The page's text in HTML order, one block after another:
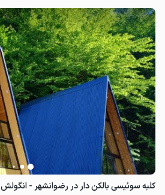
کلبه سوئیسی بالکن دار در رضوانشهر - انگولش